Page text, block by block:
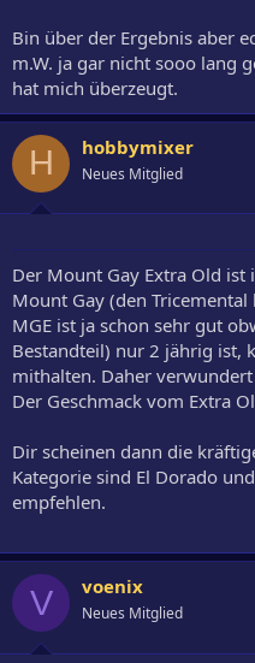
Bin über der Ergebnis aber
m.W. ja gar nicht sooo lang
hat mich überzeugt.
H hobbymixer
Neues Mitglied
Der Mount Gay Extra Old
Mount Gay (den
MGE ist ja schon sehr gut
Bestandteil) nur 2 jährig ist,
mithalten. Daher
Der Geschmack vom Extra
Dir scheinen dann die
Kategorie sind El Dorado
empfehlen.
V voenix
Neues Mitglied